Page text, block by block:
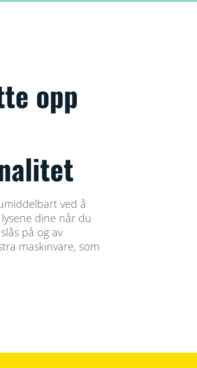
opp
ved å
dine når du
på og av
maskinvare, som